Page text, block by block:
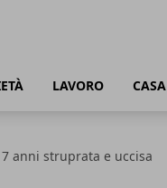
LAVORO CASA
anni struprata e uccisa